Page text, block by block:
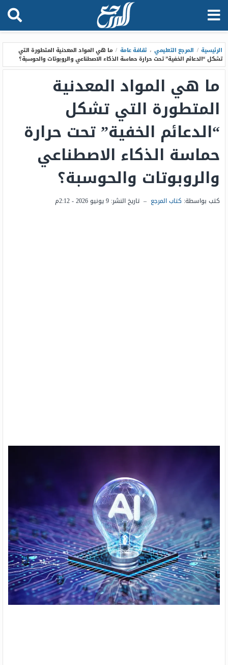
الرئيسية / المرجع التعليمي ، ثقافة عامة / ما هي المواد المعدنية المتطورة التي
تشكل “الدعائم الخفية” تحت حرارة حماسة الذكاء الاصطناعي والروبوتات والحوسبة؟
ما هي المواد المعدنية
المتطورة التي تشكل
“الدعائم الخفية” تحت حرارة
حماسة الذكاء الاصطناعي
والروبوتات والحوسبة؟
كتب بواسطة: كتاب المرجع – تاريخ النشر: 9 يونيو 2026 - 2:12م